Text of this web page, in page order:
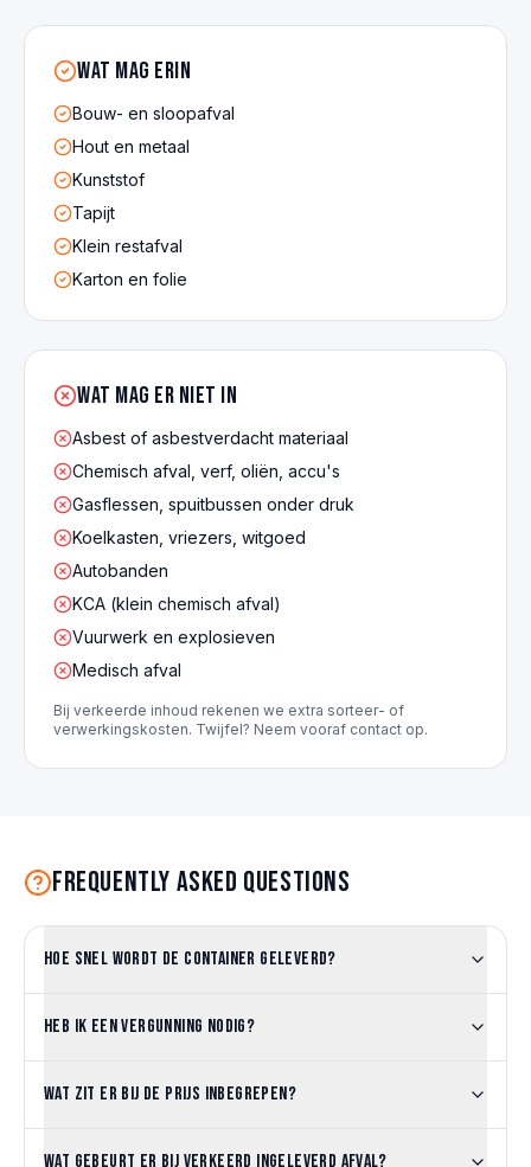
Wat mag erin
Bouw- en sloopafval
Hout en metaal
Kunststof
Tapijt
Klein restafval
Karton en folie
Wat mag er NIET in
Asbest of asbestverdacht materiaal
Chemisch afval, verf, oliën, accu's
Gasflessen, spuitbussen onder druk
Koelkasten, vriezers, witgoed
Autobanden
KCA (klein chemisch afval)
Vuurwerk en explosieven
Medisch afval
Bij verkeerde inhoud rekenen we extra sorteer- of
verwerkingskosten. Twijfel? Neem vooraf contact op.
Frequently asked questions
Hoe snel wordt de container geleverd?
Heb ik een vergunning nodig?
Wat zit er bij de prijs inbegrepen?
Wat gebeurt er bij verkeerd ingeleverd afval?